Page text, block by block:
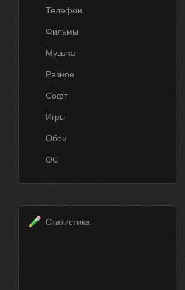
Телефон
Фильмы
Музыка
Разное
Софт
Игры
Обои
ОС
Статистика